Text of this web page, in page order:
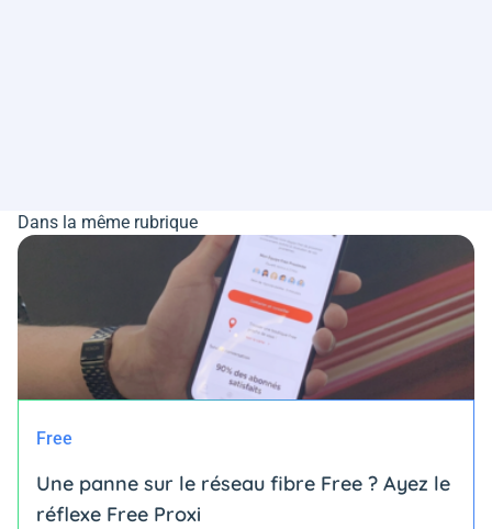
Dans la même rubrique
Free
Une panne sur le réseau fibre Free ? Ayez le
réflexe Free Proxi